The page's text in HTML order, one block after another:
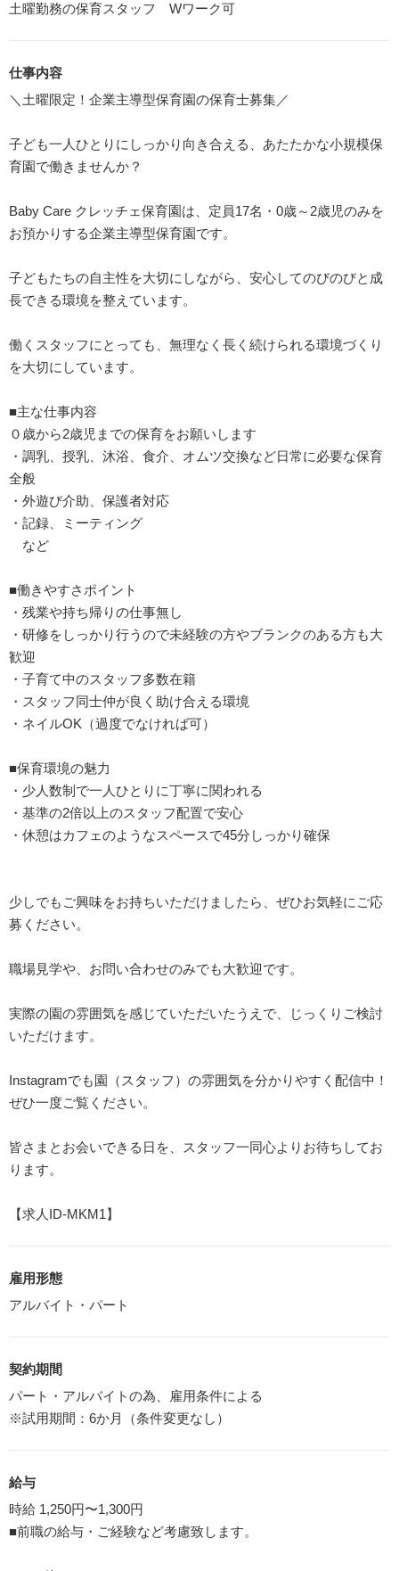
土曜勤務の保育スタッフ Wワーク可
仕事内容
＼土曜限定！企業主導型保育園の保育士募集／
子ども一人ひとりにしっかり向き合える、あたたかな小規模保
育園で働きませんか？
Baby Care クレッチェ保育園は、定員17名・0歳～2歳児のみを
お預かりする企業主導型保育園です。
子どもたちの自主性を大切にしながら、安心してのびのびと成
長できる環境を整えています。
働くスタッフにとっても、無理なく長く続けられる環境づくり
を大切にしています。
■主な仕事内容
０歳から2歳児までの保育をお願いします
・調乳、授乳、沐浴、食介、オムツ交換など日常に必要な保育
全般
・外遊び介助、保護者対応
・記録、ミーティング
など
■働きやすさポイント
・残業や持ち帰りの仕事無し
・研修をしっかり行うので未経験の方やブランクのある方も大
歓迎
・子育て中のスタッフ多数在籍
・スタッフ同士仲が良く助け合える環境
・ネイルOK（過度でなければ可）
■保育環境の魅力
・少人数制で一人ひとりに丁寧に関われる
・基準の2倍以上のスタッフ配置で安心
・休憩はカフェのようなスペースで45分しっかり確保
少しでもご興味をお持ちいただけましたら、ぜひお気軽にご応
募ください。
職場見学や、お問い合わせのみでも大歓迎です。
実際の園の雰囲気を感じていただいたうえで、じっくりご検討
いただけます。
Instagramでも園（スタッフ）の雰囲気を分かりやすく配信中！
ぜひ一度ご覧ください。
皆さまとお会いできる日を、スタッフ一同心よりお待ちしてお
ります。
【求人ID-MKM1】
雇用形態
アルバイト・パート
契約期間
パート・アルバイトの為、雇用条件による
※試用期間：6か月（条件変更なし）
給与
時給 1,250円〜1,300円
■前職の給与・ご経験など考慮致します。